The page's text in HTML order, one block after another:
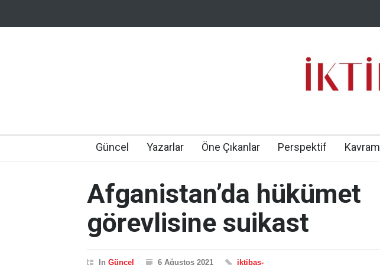
Güncel Yazarlar Öne Çıkanlar Perspektif Kavram
Afganistan’da hükümet
görevlisine suikast
In Güncel 6 Ağustos 2021 iktibas-